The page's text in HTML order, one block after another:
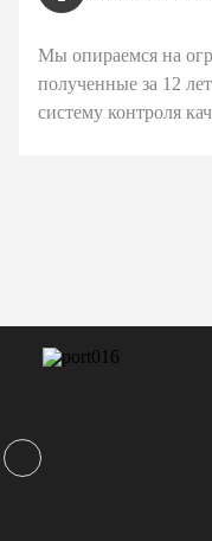
Мы опираемся на
полученные за 12
систему контроля